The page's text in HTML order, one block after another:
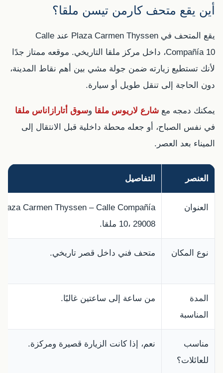
أين يقع متحف كارمن تيسن ملقا؟
يقع المتحف في Plaza Carmen Thyssen عند Calle
Compañía 10، داخل مركز ملقا التاريخي. موقعه ممتاز جدًا
لأنك تستطيع زيارته ضمن جولة مشي بين أهم نقاط المدينة،
دون الحاجة إلى تنقل طويل أو سيارة.
يمكنك دمجه مع شارع لاريوس ملقا وسوق أتارازاناس ملقا
في نفس الصباح، أو جعله محطة داخلية قبل الانتقال إلى
الميناء بعد العصر.
العنصر التفاصيل
العنوان
Plaza Carmen Thyssen – Calle Compañía
10، 29008 ملقا.
نوع المكان متحف فني داخل قصر تاريخي.
المدة
المناسبة
من ساعة إلى ساعتين غالبًا.
مناسب
للعائلات؟
نعم، إذا كانت الزيارة قصيرة ومركزة.